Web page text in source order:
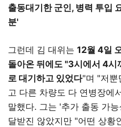
출동대기한 군인, 병력 투입
분'
그런데 김 대위는 12월 4일
돌아온 뒤에도 "3시에서 4시
로 대기하고 있었다"며 "저뿐
고 다른 차량도 다 연병장에
말했다. 그는 '추가 출동 가
달받진 않았지만 "어떤 상황